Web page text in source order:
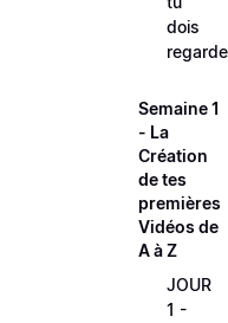
dois
Semaine 1
- La
Création
de tes
premières
Vidéos de
A à Z
JOUR
1 -